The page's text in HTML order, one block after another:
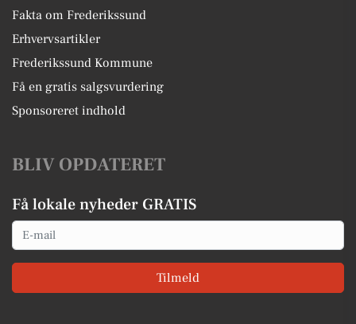
Fakta om Frederikssund
Erhvervsartikler
Frederikssund Kommune
Få en gratis salgsvurdering
Sponsoreret indhold
BLIV OPDATERET
Få lokale nyheder GRATIS
Email
Tilmeld